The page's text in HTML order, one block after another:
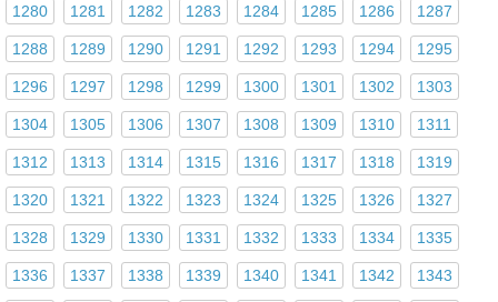
1280 1281 1282 1283 1284 1285 1286 1287
1288 1289 1290 1291 1292 1293 1294 1295
1296 1297 1298 1299 1300 1301 1302 1303
1304 1305 1306 1307 1308 1309 1310 1311
1312 1313 1314 1315 1316 1317 1318 1319
1320 1321 1322 1323 1324 1325 1326 1327
1328 1329 1330 1331 1332 1333 1334 1335
1336 1337 1338 1339 1340 1341 1342 1343